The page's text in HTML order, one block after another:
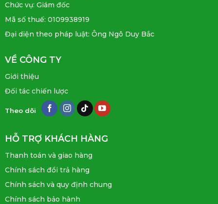
Chức vụ: Giám đốc
Mã số thuế: 0109938919
Đại diện theo pháp luật: Ông Ngô Duy Bắc
VỀ CÔNG TY
Giới thiệu
Đối tác chiến lược
Theo dõi
HỖ TRỢ KHÁCH HÀNG
Thanh toán và giao hàng
Chính sách đổi trả hàng
Chính sách và quy định chung
Chính sách bảo hành